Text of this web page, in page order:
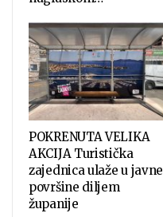
POKRENUTA VELIKA
AKCIJA Turistička
zajednica ulaže u javne
površine diljem
županije